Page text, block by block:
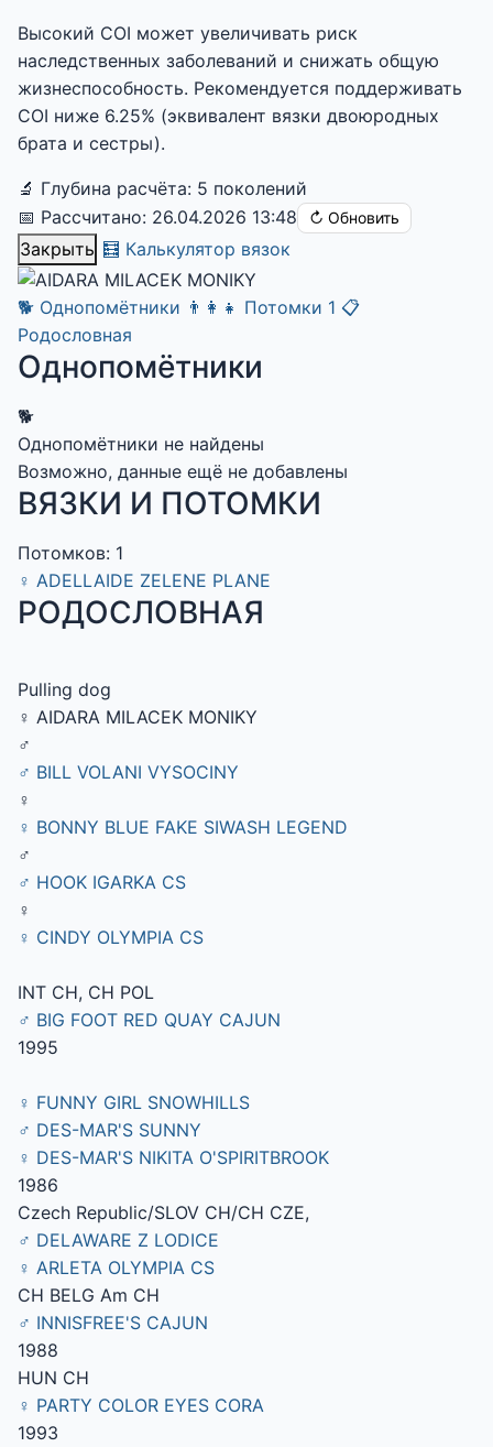
Высокий COI может увеличивать риск
наследственных заболеваний и снижать общую
жизнеспособность. Рекомендуется поддерживать
COI ниже 6.25% (эквивалент вязки двоюродных
брата и сестры).
🔬 Глубина расчёта: 5 поколений
📅 Рассчитано: 26.04.2026 13:48
↻ Обновить
Закрыть 🧮 Калькулятор вязок
🐕 Однопомётники 👨‍👩‍👧 Потомки 1 📋
Родословная
Однопомётники
🐕
Однопомётники не найдены
Возможно, данные ещё не добавлены
ВЯЗКИ И ПОТОМКИ
Потомков: 1
♀ ADELLAIDE ZELENE PLANE
РОДОСЛОВНАЯ
Pulling dog
♀ AIDARA MILACEK MONIKY
♂
♂ BILL VOLANI VYSOCINY
♀
♀ BONNY BLUE FAKE SIWASH LEGEND
♂
♂ HOOK IGARKA CS
♀
♀ CINDY OLYMPIA CS
INT CH, CH POL
♂ BIG FOOT RED QUAY CAJUN
1995
♀ FUNNY GIRL SNOWHILLS
♂ DES-MAR'S SUNNY
♀ DES-MAR'S NIKITA O'SPIRITBROOK
1986
Czech Republic/SLOV CH/CH CZE,
♂ DELAWARE Z LODICE
♀ ARLETA OLYMPIA CS
CH BELG Am CH
♂ INNISFREE'S CAJUN
1988
HUN CH
♀ PARTY COLOR EYES CORA
1993